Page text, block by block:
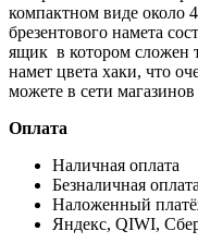
компактном виде около
брезентового намета
ящик в котором сложен
намет цвета хаки, что
можете в сети
Оплата
Наличная оплата
Безналичная оплата
Наложенный
Яндекс, QIWI,